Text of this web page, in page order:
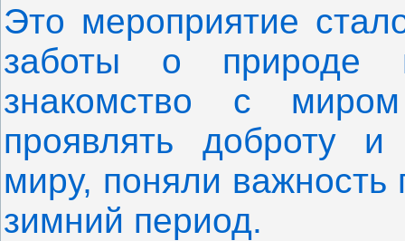
Это мероприятие
заботы о природе
знакомство с
проявлять доброту
миру, поняли
зимний период.